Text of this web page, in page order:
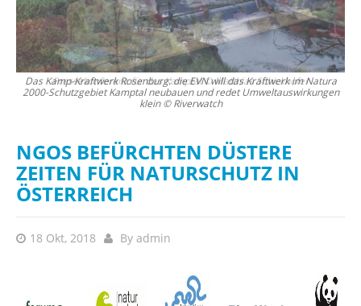
Das Kamp-Kraftwerk Rosenburg: die EVN will das Kraftwerk im Natura
2000-Schutzgebiet Kamptal neubauen und redet Umweltauswirkungen
klein © Riverwatch
NGOS BEFÜRCHTEN DÜSTERE
ZEITEN FÜR NATURSCHUTZ IN
ÖSTERREICH
18 Okt, 2018 By admin